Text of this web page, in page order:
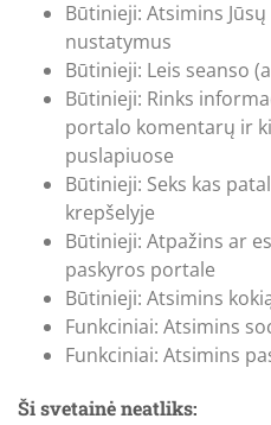
Būtinieji: Atsimins
nustatymus
Būtinieji: Leis seanso
Būtinieji: Rinks
portalo komentarų ir
puslapiuose
Būtinieji: Seks kas
krepšelyje
Būtinieji: Atpažins ar
paskyros portale
Būtinieji: Atsimins
Funkciniai: Atsimins
Funkciniai: Atsimins
Ši svetainė neatliks: